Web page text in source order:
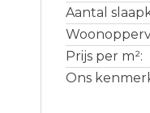
Aantal
Prijs per m²:
Ons